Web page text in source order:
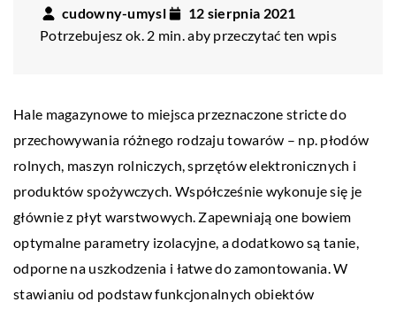
cudowny-umysl
12 sierpnia 2021
Potrzebujesz ok. 2 min. aby przeczytać ten wpis
Hale magazynowe to miejsca przeznaczone stricte do
przechowywania różnego rodzaju towarów – np. płodów
rolnych, maszyn rolniczych, sprzętów elektronicznych i
produktów spożywczych. Współcześnie wykonuje się je
głównie z płyt warstwowych. Zapewniają one bowiem
optymalne parametry izolacyjne, a dodatkowo są tanie,
odporne na uszkodzenia i łatwe do zamontowania. W
stawianiu od podstaw funkcjonalnych obiektów